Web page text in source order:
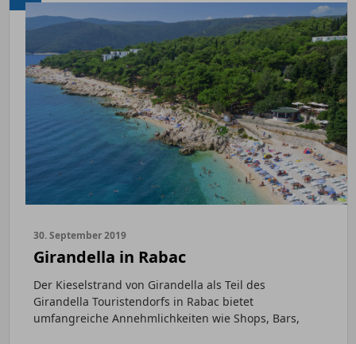
30. September 2019
Girandella in Rabac
Der Kieselstrand von Girandella als Teil des
Girandella Touristendorfs in Rabac bietet
umfangreiche Annehmlichkeiten wie Shops, Bars,